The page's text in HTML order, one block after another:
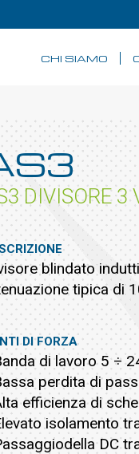
CHI SIAMO
DIVISORE 3
blindato
tipica di
DI FORZA
di lavoro 5 ÷
perdita di
efficienza di
isolamento
DC